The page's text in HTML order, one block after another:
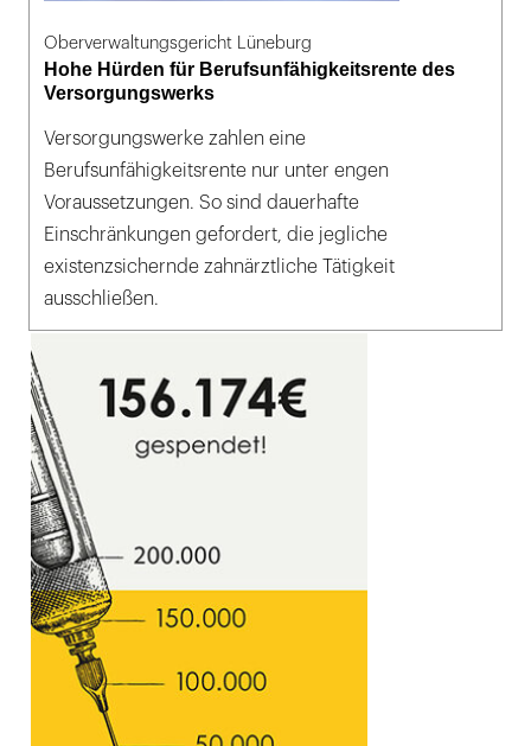
Oberverwaltungsgericht Lüneburg
Hohe Hürden für Berufsunfähigkeitsrente des
Versorgungswerks
Versorgungswerke zahlen eine
Berufsunfähigkeitsrente nur unter engen
Voraussetzungen. So sind dauerhafte
Einschränkungen gefordert, die jegliche
existenzsichernde zahnärztliche Tätigkeit
ausschließen.